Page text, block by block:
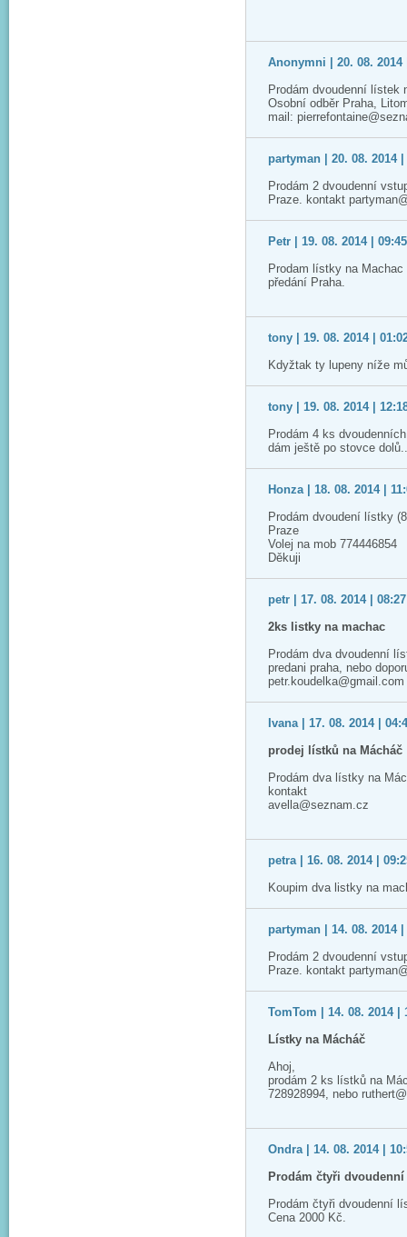
Anonymni | 20. 08. 2014
Prodám dvoudenní lístek
Osobní odběr Praha,
mail:
partyman | 20. 08. 2014 |
Prodám 2 dvoudenní
Praze. kontakt
Petr | 19. 08. 2014 |
Prodam lístky na
předání Praha.
tony | 19. 08. 2014 |
Kdyžtak ty lupeny níže
tony | 19. 08. 2014 |
Prodám 4 ks
dám ještě po stovce
Honza | 18. 08. 2014 |
Prodám dvoudení lístky
Praze
Volej na mob 774446854
Děkuji
petr | 17. 08. 2014 |
2ks listky na machac
Prodám dva dvoudenní
predani praha, nebo
petr.koudelka@gmail.com
Ivana | 17. 08. 2014 |
prodej lístků na Mácháč
Prodám dva lístky na
kontakt
avella@seznam.cz
petra | 16. 08. 2014 |
Koupim dva listky na
partyman | 14. 08. 2014 |
Prodám 2 dvoudenní
Praze. kontakt
TomTom | 14. 08. 2014 |
Lístky na Mácháč
Ahoj,
prodám 2 ks lístků na
728928994, nebo
Ondra | 14. 08. 2014 |
Prodám čtyři
Prodám čtyři dvoudenní
Cena 2000 Kč.